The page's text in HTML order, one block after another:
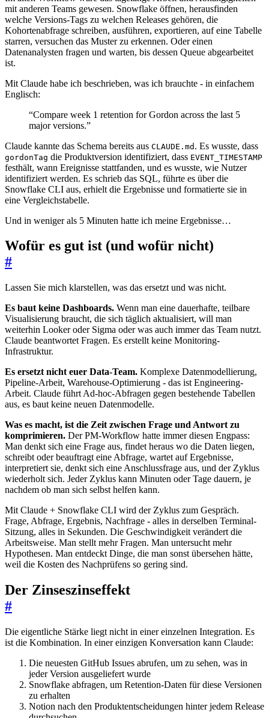
mit anderen Teams gewesen. Snowflake öffnen, herausfinden
welche Versions-Tags zu welchen Releases gehören, die
Kohortenabfrage schreiben, ausführen, exportieren, auf eine Tabelle
starren, versuchen das Muster zu erkennen. Oder einen
Datenanalysten fragen und warten, bis dessen Queue abgearbeitet
ist.
Mit Claude habe ich beschrieben, was ich brauchte - in einfachem
Englisch:
“Compare week 1 retention for Gordon across the last 5
major versions.”
Claude kannte das Schema bereits aus CLAUDE.md . Es wusste, dass
gordonTag die Produktversion identifiziert, dass EVENT_TIMESTAMP
festhält, wann Ereignisse stattfanden, und es wusste, wie Nutzer
identifiziert werden. Es schrieb das SQL, führte es über die
Snowflake CLI aus, erhielt die Ergebnisse und formatierte sie in
eine Vergleichstabelle.
Und in weniger als 5 Minuten hatte ich meine Ergebnisse…
Wofür es gut ist (und wofür nicht)
#
Lassen Sie mich klarstellen, was das ersetzt und was nicht.
Es baut keine Dashboards. Wenn man eine dauerhafte, teilbare
Visualisierung braucht, die sich täglich aktualisiert, will man
weiterhin Looker oder Sigma oder was auch immer das Team nutzt.
Claude beantwortet Fragen. Es erstellt keine Monitoring-
Infrastruktur.
Es ersetzt nicht euer Data-Team. Komplexe Datenmodellierung,
Pipeline-Arbeit, Warehouse-Optimierung - das ist Engineering-
Arbeit. Claude führt Ad-hoc-Abfragen gegen bestehende Tabellen
aus, es baut keine neuen Datenmodelle.
Was es macht, ist die Zeit zwischen Frage und Antwort zu
komprimieren. Der PM-Workflow hatte immer diesen Engpass:
Man denkt sich eine Frage aus, findet heraus wo die Daten liegen,
schreibt oder beauftragt eine Abfrage, wartet auf Ergebnisse,
interpretiert sie, denkt sich eine Anschlussfrage aus, und der Zyklus
wiederholt sich. Jeder Zyklus kann Minuten oder Tage dauern, je
nachdem ob man sich selbst helfen kann.
Mit Claude + Snowflake CLI wird der Zyklus zum Gespräch.
Frage, Abfrage, Ergebnis, Nachfrage - alles in derselben Terminal-
Sitzung, alles in Sekunden. Die Geschwindigkeit verändert die
Arbeitsweise. Man stellt mehr Fragen. Man untersucht mehr
Hypothesen. Man entdeckt Dinge, die man sonst übersehen hätte,
weil die Kosten des Nachprüfens so gering sind.
Der Zinseszinseffekt
#
Die eigentliche Stärke liegt nicht in einer einzelnen Integration. Es
ist die Kombination. In einer einzigen Konversation kann Claude:
Die neuesten GitHub Issues abrufen, um zu sehen, was in
jeder Version ausgeliefert wurde
Snowflake abfragen, um Retention-Daten für diese Versionen
zu erhalten
Notion nach den Produktentscheidungen hinter jedem Release